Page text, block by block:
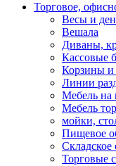
Торговое,
Весы и
Вешала
Диваны,
Кассовые
Корзины и
Линии
Мебель на
Мебель
мойки,
Пищевое
Складское
Торговые